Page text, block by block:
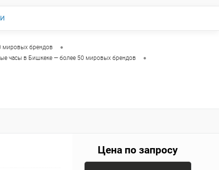
мировых брендов •
часы в Бишкеке — более 50 мировых брендов •
Цена по запросу